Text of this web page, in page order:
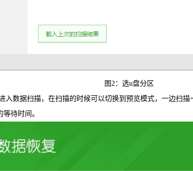
图2：选u盘分区
据扫描，在扫描的时候可以切换到预览模式，一边扫描
待时间。